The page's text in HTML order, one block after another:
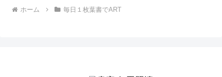
ホーム 毎日１枚葉書でART